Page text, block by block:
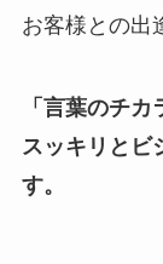
お客様との出
「言葉のチカ
スッキリとビ
す。